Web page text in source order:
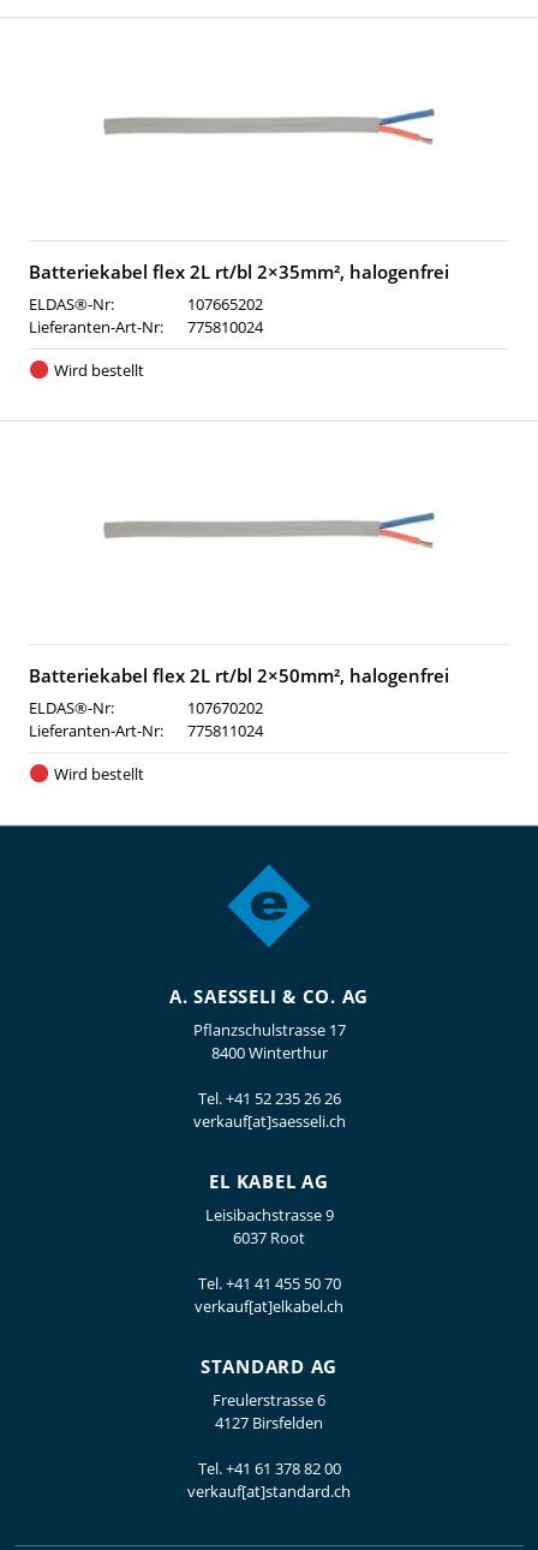
Batteriekabel flex 2L rt/bl 2×35mm², halogenfrei
ELDAS®-Nr:
107665202
Lieferanten-Art-Nr:
775810024
Wird bestellt
Batteriekabel flex 2L rt/bl 2×50mm², halogenfrei
ELDAS®-Nr:
107670202
Lieferanten-Art-Nr:
775811024
Wird bestellt
A. SAESSELI & CO. AG
Pflanzschulstrasse 17
8400 Winterthur
Tel.+41 52 235 26 26
verkauf[at]saesseli.ch
EL KABEL AG
Leisibachstrasse 9
6037 Root
Tel.+41 41 455 50 70
verkauf[at]elkabel.ch
STANDARD AG
Freulerstrasse 6
4127 Birsfelden
Tel.+41 61 378 82 00
verkauf[at]standard.ch